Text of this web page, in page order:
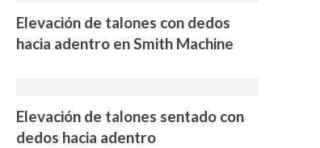
Elevación de talones con dedos
hacia adentro en Smith Machine
Elevación de talones sentado con
dedos hacia adentro